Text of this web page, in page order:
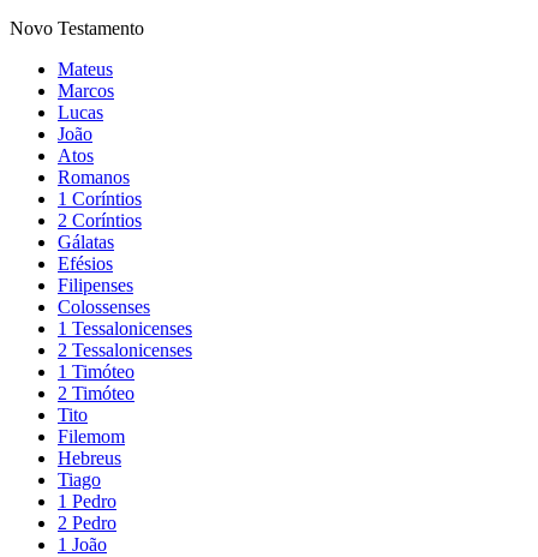
Novo Testamento
Mateus
Marcos
Lucas
João
Atos
Romanos
1 Coríntios
2 Coríntios
Gálatas
Efésios
Filipenses
Colossenses
1 Tessalonicenses
2 Tessalonicenses
1 Timóteo
2 Timóteo
Tito
Filemom
Hebreus
Tiago
1 Pedro
2 Pedro
1 João